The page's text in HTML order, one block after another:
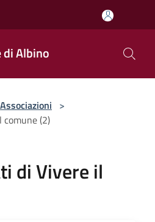
di Albino
Associazioni >
(2)
di Vivere il